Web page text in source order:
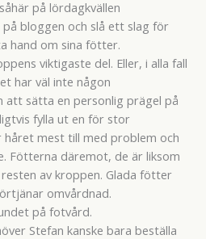
på lördagkvällen
på bloggen och slå ett slag för
hand om sina fötter.
viktigaste del. Eller, i alla fall
har väl inte någon
att sätta en personlig prägel på
fylla ut en för stor
mest till med problem och
Fötterna däremot, de är liksom
av kroppen. Glada fötter
omvårdnad.
på fotvård.
Stefan kanske bara beställa